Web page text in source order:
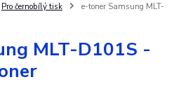
Pro černobílý tisk
e-toner Samsung MLT-
MLT-D101S -